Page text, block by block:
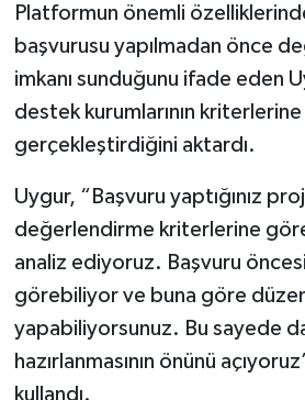
Platformun önemli
başvurusu yapılmadan önce
imkanı sunduğunu ifade eden
destek kurumlarının
gerçekleştirdiğini aktardı.
Uygur, “Başvuru yaptığınız
değerlendirme kriterlerine
analiz ediyoruz. Başvuru
görebiliyor ve buna göre
yapabiliyorsunuz. Bu sayede
hazırlanmasının önünü
kullandı.